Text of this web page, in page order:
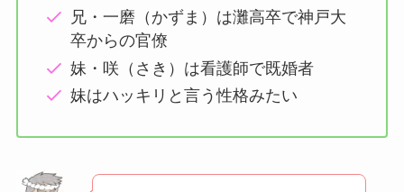
兄・一磨（かずま）は灘高卒で神戸大
卒からの官僚
妹・咲（さき）は看護師で既婚者
妹はハッキリと言う性格みたい